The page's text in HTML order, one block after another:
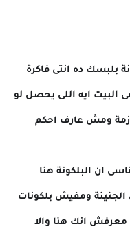
بلبسك ده انتى فاكرة
ايه اللى يحصل لو
ومش عارف احكم
ان البلكونة هنا
ومفيش بلكونات
انك هنا والا